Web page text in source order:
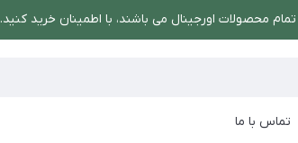
تمام محصولات اورجینال می باشند، با اطمینان خرید کنید.
تماس با ما